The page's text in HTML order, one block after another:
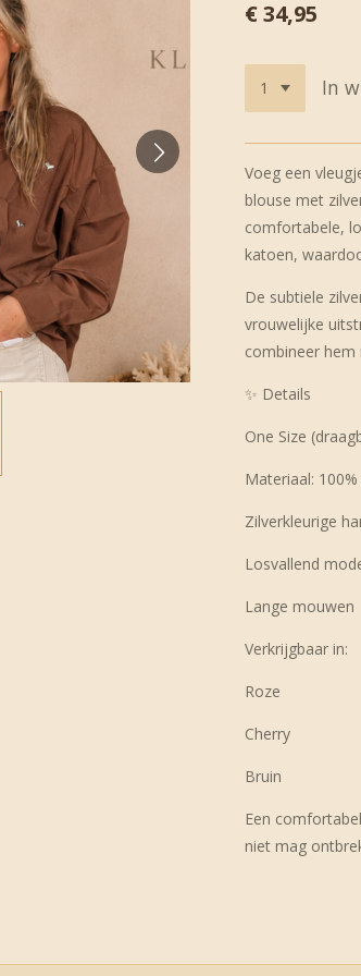
€ 34,95
In
Voeg een
blouse met
comfortabele,
katoen,
De subtiele
vrouwelijke
combineer
✨ Details
One Size
Materiaal:
Zilverkleurige
Losvallend
Lange mouwen
Verkrijgbaar in:
Roze
Cherry
Bruin
Een
niet mag